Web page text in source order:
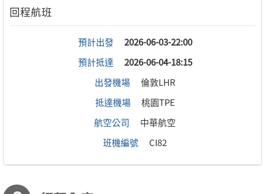
預計出發
2026-06-03-22:00
預計抵達
2026-06-04-18:15
出發機場
倫敦LHR
抵達機場
桃園TPE
航空公司
中華航空
班機編號
CI82